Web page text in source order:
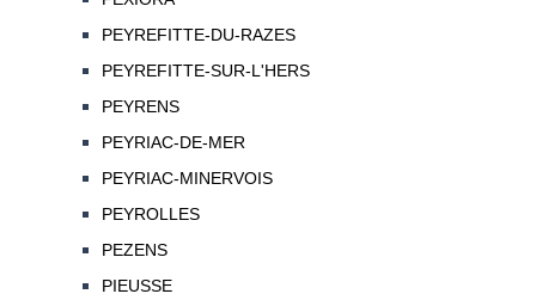
PEYREFITTE-DU-RAZES
PEYREFITTE-SUR-L'HERS
PEYRENS
PEYRIAC-DE-MER
PEYRIAC-MINERVOIS
PEYROLLES
PEZENS
PIEUSSE